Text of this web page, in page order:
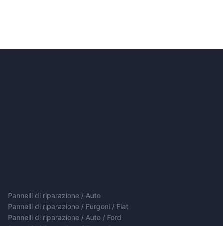
Pannelli di riparazione / Auto
Pannelli di riparazione / Furgoni / Fiat
Pannelli di riparazione / Auto / Ford